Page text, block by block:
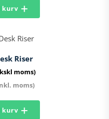
kurv
Riser​
moms)
moms)
kurv